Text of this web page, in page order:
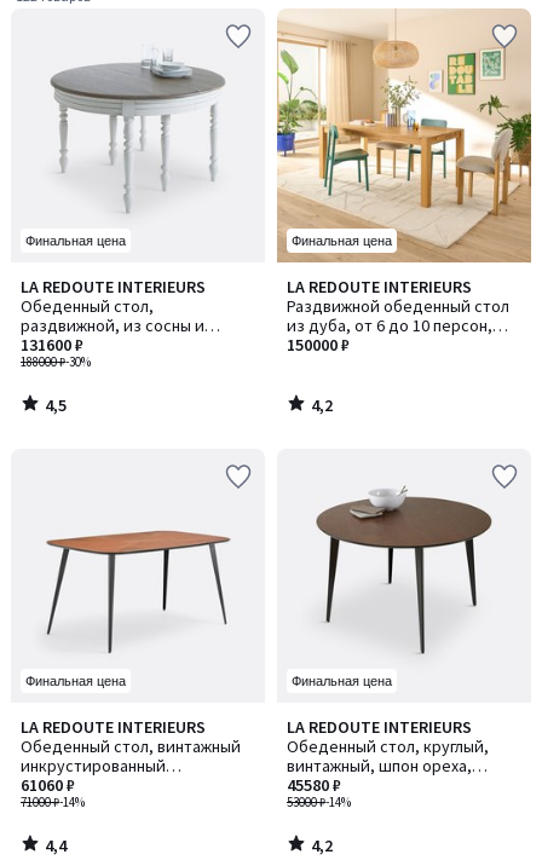
Финальная цена
LA REDOUTE INTERIEURS
Обеденный стол,
раздвижной, из сосны и
дубового шпона, на 4–12
персон, EULALI / ЭВЛАЛИ
188000 ₽-30%
131600 ₽
4,5
/ 5
4,5
/
Финальная цена
LA REDOUTE INTERIEURS
Раздвижной обеденный стол
из дуба, от 6 до 10 персон,
ADELITA / АДЕЛИТА
150000 ₽
4,2
/ 5
4,2
/
Финальная цена
LA REDOUTE INTERIEURS
Обеденный стол, винтажный
инкрустированный
(маркетри), на 6 персон,
WATFORD / ВОТФОРД
71000 ₽-14%
61060 ₽
4,4
/ 5
4,4
/
Финальная цена
LA REDOUTE INTERIEURS
Обеденный стол, круглый,
винтажный, шпон ореха,
WATFORD / ВОТФОРД
53000 ₽-14%
45580 ₽
4,2
/ 5
4,2
/